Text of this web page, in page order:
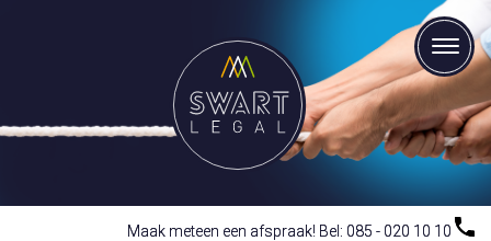
Maak meteen een afspraak! Bel: 085 - 020 10 10
Maak meteen een afspraak! Bel: 085 - 020 10 10